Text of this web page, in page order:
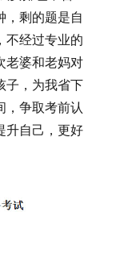
，剩的题是自
不经过专业的
老婆和老妈对
子，为我省下
，争取考前认
升自己，更好